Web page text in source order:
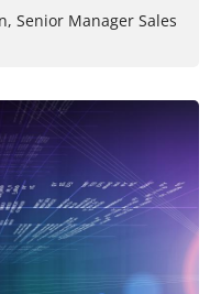
Senior Manager Sales